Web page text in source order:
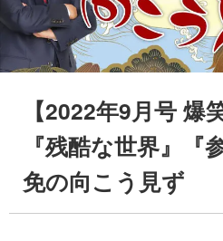
【2022年9月号 爆
『残酷な世界』『
免の向こう見ず